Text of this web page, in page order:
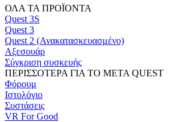
ΟΛΑ ΤΑ ΠΡΟΪΟΝΤΑ
Quest 3S
Quest 3
Quest 2 (Ανακατασκευασμένο)
Αξεσουάρ
Σύγκριση συσκευής
ΠΕΡΙΣΣΟΤΕΡΑ ΓΙΑ ΤΟ META QUEST
Φόρουμ
Ιστολόγιο
Συστάσεις
VR For Good